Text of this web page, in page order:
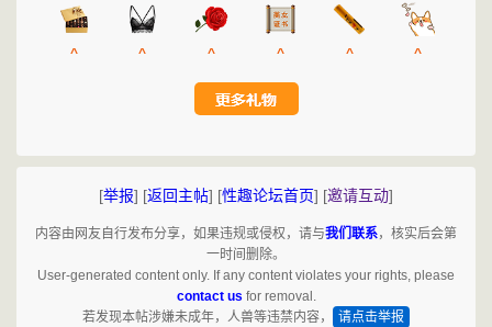
^ ^ ^ ^ ^ ^
[举报] [返回主帖] [性趣论坛首页] [邀请互动]
内容由网友自行发布分享，如果违规或侵权，请与我们联系，核实后会第
一时间删除。
User-generated content only. If any content violates your rights, please
contact us for removal.
若发现本帖涉嫌未成年，人兽等违禁内容，
请点击举报